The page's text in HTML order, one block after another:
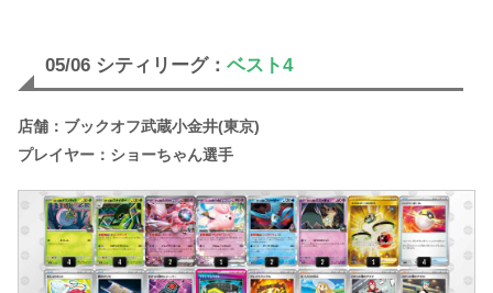
05/06 シティリーグ： ベスト4
店舗：ブックオフ武蔵小金井(東京)
プレイヤー：ショーちゃん選手